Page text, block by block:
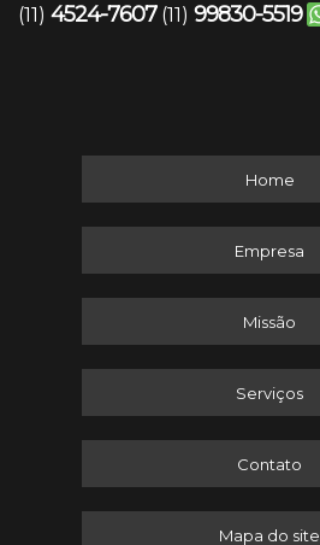
(11) 4524-7607 (11) 99830-5519
Home
Empresa
Missão
Serviços
Contato
Mapa do site